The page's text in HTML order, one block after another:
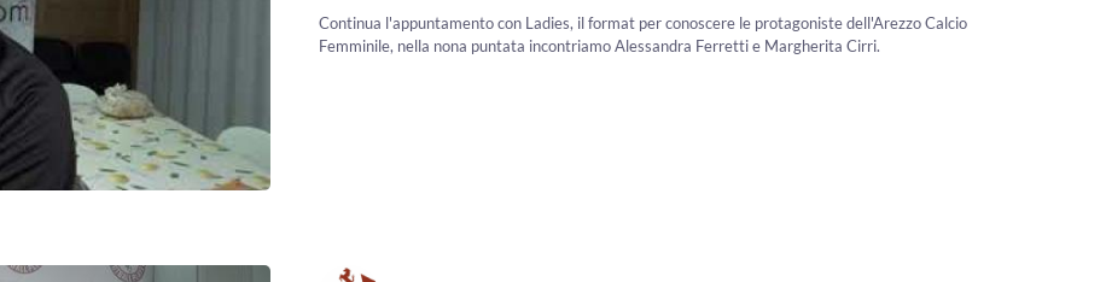
Continua l'appuntamento con Ladies, il format per conoscere le protagoniste dell'Arezzo Calcio
Femminile, nella nona puntata incontriamo Alessandra Ferretti e Margherita Cirri.